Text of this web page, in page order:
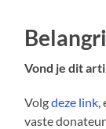
Vond je dit
Volgdeze link
vaste